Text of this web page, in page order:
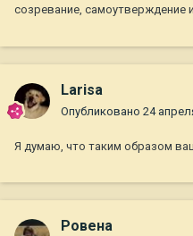
созревание, самоутверждение
Larisa
Опубликовано 24
Я думаю, что таким образом
Ровена